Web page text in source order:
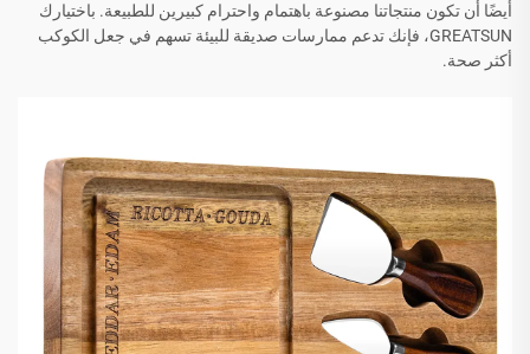
أيضًا أن تكون منتجاتنا مصنوعة باهتمام واحترام كبيرين للطبيعة. باختيارك
GREATSUN، فإنك تدعم ممارسات صديقة للبيئة تسهم في جعل الكوكب
أكثر صحة.